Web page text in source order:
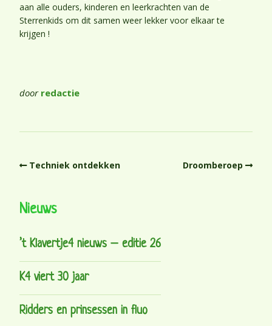
aan alle ouders, kinderen en leerkrachten van de
Sterrenkids om dit samen weer lekker voor elkaar te
krijgen !
door redactie
Techniek ontdekken Droomberoep
Nieuws
’t Klavertje4 nieuws – editie 26
K4 viert 30 jaar
Ridders en prinsessen in fluo